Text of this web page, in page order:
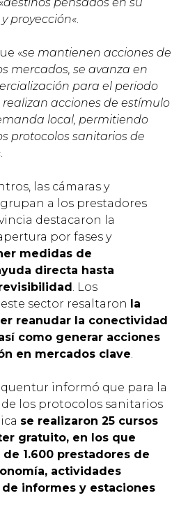
proyección«.
«se mantienen acciones de
mercados, se avanza en
para el periodo
acciones de estímulo
local, permitiendo
protocolos sanitarios de
las cámaras y
a los prestadores
destacaron la
por fases y
medidas de
directa hasta
. Los
sector resaltaron la
reanudar la conectividad
como generar acciones
en mercados clave.
informó que para la
los protocolos sanitarios
se realizaron 25 cursos
gratuito, en los que
1.600 prestadores de
actividades
informes y estaciones